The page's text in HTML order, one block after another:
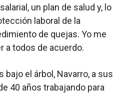
un plan de salud y, lo
laboral de la
de quejas. Yo me
a todos de acuerdo.
bajo el árbol, Navarro, a sus
40 años trabajando para